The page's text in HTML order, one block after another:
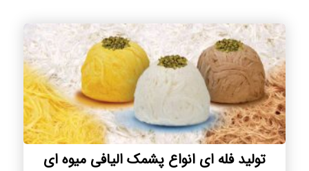
تولید فله ای انواع پشمک الیافی میوه ای